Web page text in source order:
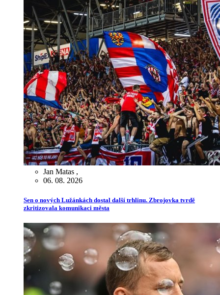
Jan Matas ,
06. 08. 2026
Sen o nových Lužánkách dostal další trhlinu. Zbrojovka tvrdě
zkritizovala komunikaci města